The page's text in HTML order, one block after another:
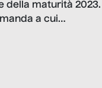
della maturità 2023.
a cui